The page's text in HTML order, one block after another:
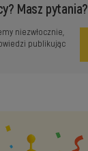
Masz pytania?
niezwłocznie,
publikując